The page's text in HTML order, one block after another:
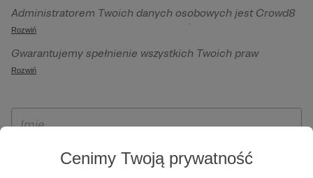
Cenimy Twoją prywatność
Administratorem Twoich danych osobowych jest Crowd8
sp. z o.o. z siedziba w Warszawie, ul. Żwirki i Wigury 16, 02-
092 Warszawa. Twoje dane osobowe będą przetwarzane w
szczególności w celu wykonania umowy zawartej z Tobą, w
Patronite.pl, w tym możliwości dokonywania oraz
otrzymywania wsparcia na naszej platformie oraz
Rozwiń
Gwarantujemy spełnienie wszystkich Twoich praw
wynikających z ogólnego rozporządzenia o ochronie
ich przenoszenia, niepodlegania zautomatyzowanemu
wyrażenia sprzeciwu wobec przetwarzania Twoich danych
osobowych. Rejestracja dla osób niepełnoletnich możliwa
Rozwiń